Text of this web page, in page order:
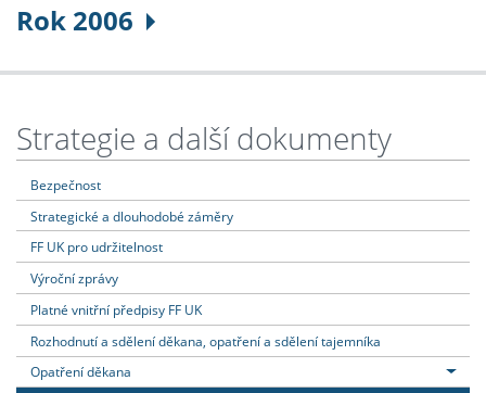
Rok 2006
Strategie a další dokumenty
Bezpečnost
Strategické a dlouhodobé záměry
FF UK pro udržitelnost
Výroční zprávy
Platné vnitřní předpisy FF UK
Rozhodnutí a sdělení děkana, opatření a sdělení tajemníka
Opatření děkana